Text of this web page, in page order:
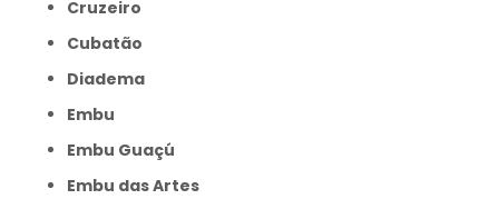
Cruzeiro
Cubatão
Diadema
Embu
Embu Guaçú
Embu das Artes